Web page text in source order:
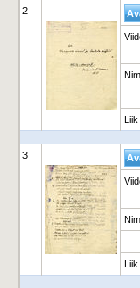
2
Liik
3
Liik